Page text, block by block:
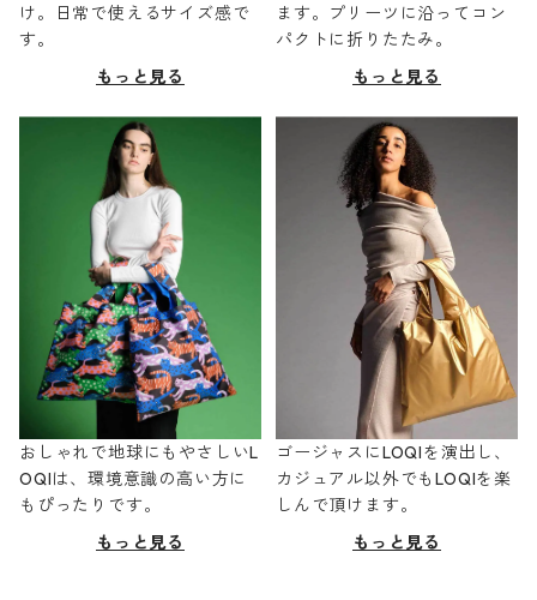
け。日常で使えるサイズ感で
す。
もっと見る
ます。プリーツに沿ってコン
パクトに折りたたみ。
もっと見る
おしゃれで地球にもやさしいL
OQIは、環境意識の高い方に
もぴったりです。
もっと見る
ゴージャスにLOQIを演出し、
カジュアル以外でもLOQIを楽
しんで頂けます。
もっと見る